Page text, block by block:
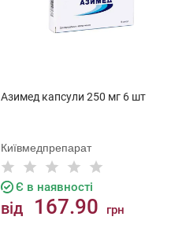
Азимед капсули 250 мг 6 шт
Київмедпрепарат
Є в наявності
від 167.90 грн